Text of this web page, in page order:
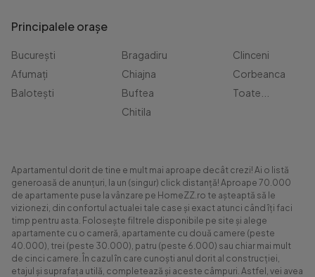
Principalele orașe
București
Afumați
Balotești
Bragadiru
Chiajna
Buftea
Chitila
Clinceni
Corbeanca
Toate...
Apartamentul dorit de tine e mult mai aproape decât crezi! Ai o listă
generoasă de anunțuri, la un (singur) click distanță! Aproape 70.000
de apartamente puse la vânzare pe HomeZZ.ro te așteaptă să le
vizionezi, din confortul actualei tale case și exact atunci când îți faci
timp pentru asta. Folosește filtrele disponibile pe site și alege
apartamente cu o cameră, apartamente cu două camere (peste
40.000), trei (peste 30.000), patru (peste 6.000) sau chiar mai mult
de cinci camere. În cazul în care cunoști anul dorit al construcției,
etajul și suprafața utilă, completează și aceste câmpuri. Astfel, vei avea